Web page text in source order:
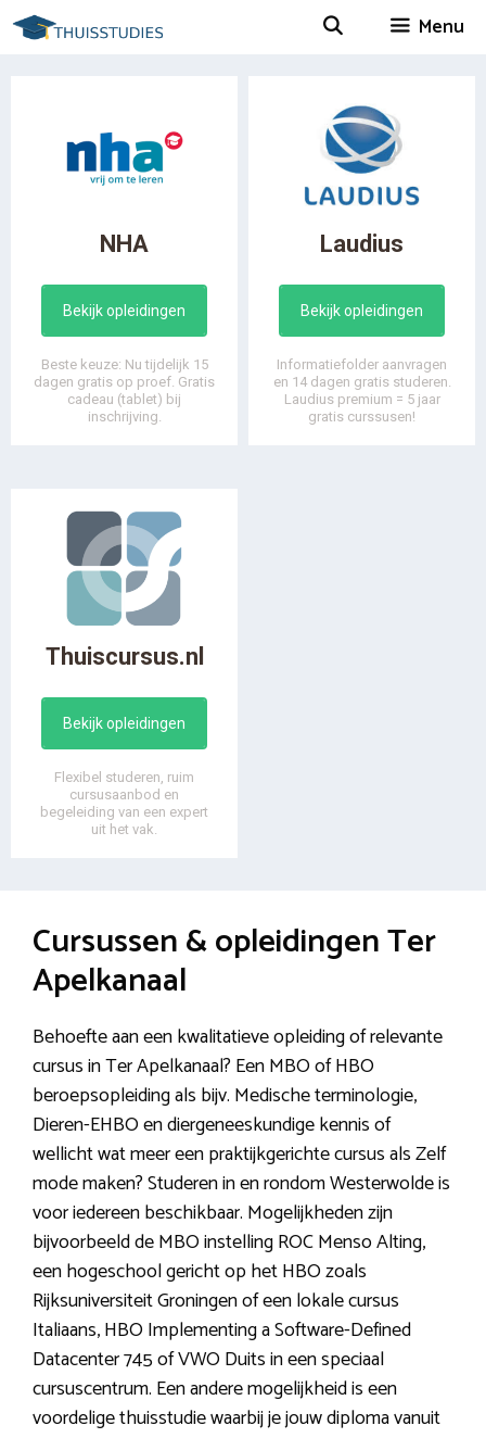
Spring
naar
Menu
NHA
Bekijk opleidingen
Beste keuze: Nu tijdelijk 15
dagen gratis op proef. Gratis
cadeau (tablet) bij
inschrijving.
Laudius
Bekijk opleidingen
Informatiefolder aanvragen
en 14 dagen gratis studeren.
Laudius premium = 5 jaar
gratis curssusen!
Thuiscursus.nl
Bekijk opleidingen
Flexibel studeren, ruim
cursusaanbod en
begeleiding van een expert
uit het vak.
Cursussen & opleidingen Ter
Apelkanaal
Behoefte aan een kwalitatieve opleiding of relevante
cursus in Ter Apelkanaal? Een MBO of HBO
beroepsopleiding als bijv. Medische terminologie,
Dieren-EHBO en diergeneeskundige kennis of
wellicht wat meer een praktijkgerichte cursus als Zelf
mode maken? Studeren in en rondom Westerwolde is
voor iedereen beschikbaar. Mogelijkheden zijn
bijvoorbeeld de MBO instelling ROC Menso Alting,
een hogeschool gericht op het HBO zoals
Rijksuniversiteit Groningen of een lokale cursus
Italiaans, HBO Implementing a Software-Defined
Datacenter 745 of VWO Duits in een speciaal
cursuscentrum. Een andere mogelijkheid is een
voordelige thuisstudie waarbij je jouw diploma vanuit